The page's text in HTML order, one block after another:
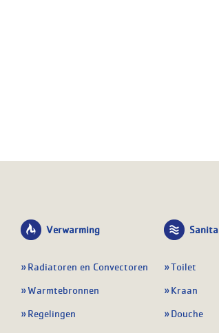
Verwarming
Radiatoren en Convectoren
Warmtebronnen
Regelingen
Toilet
Kraan
Douche